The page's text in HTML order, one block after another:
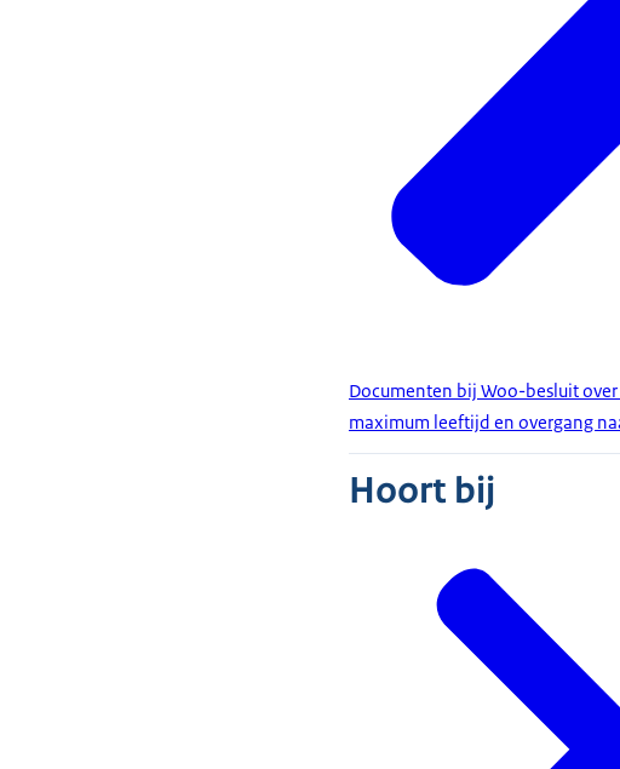
Documenten bij Woo-besluit
maximum leeftijd en overgang
Hoort bij